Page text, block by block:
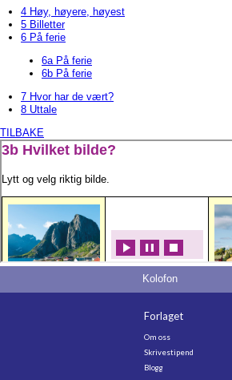
4 Høy, høyere, høyest
5 Billetter
6 På ferie
6a På ferie
6b På ferie
7 Hvor har de vært?
8 Uttale
TILBAKE
Kolofon
Forlaget
Om oss
Skrivestipend
Blogg